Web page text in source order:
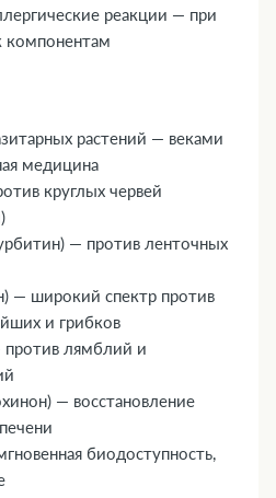
реакции — при
компонентам
растений — веками
медицина
круглых червей
— против ленточных
— широкий спектр против
и грибков
лямблий и
— восстановление
биодоступность,